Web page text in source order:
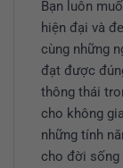
Bạn luôn
hiện đại và
cùng những
đạt được
thông thái
cho không
những tính
cho đời sống